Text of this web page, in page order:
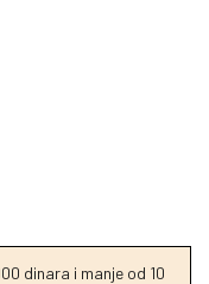
dinara i manje od 10